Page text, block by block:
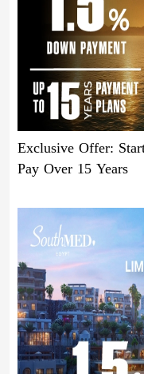
Exclusive Offer:
Pay Over 15 Years